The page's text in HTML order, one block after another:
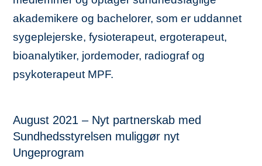
akademikere og bachelorer, som er uddannet
sygeplejerske, fysioterapeut, ergoterapeut,
bioanalytiker, jordemoder, radiograf og
psykoterapeut MPF.
August 2021 – Nyt partnerskab med
Sundhedsstyrelsen muliggør nyt
Ungeprogram